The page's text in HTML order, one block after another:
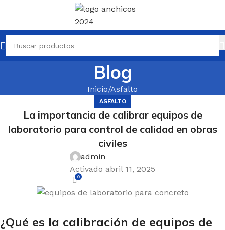
Blog
Inicio Asfalto
ASFALTO
La importancia de calibrar equipos de
laboratorio para control de calidad en obras
civiles
admin
Activado abril 11, 2025
0
¿Qué es la calibración de equipos de